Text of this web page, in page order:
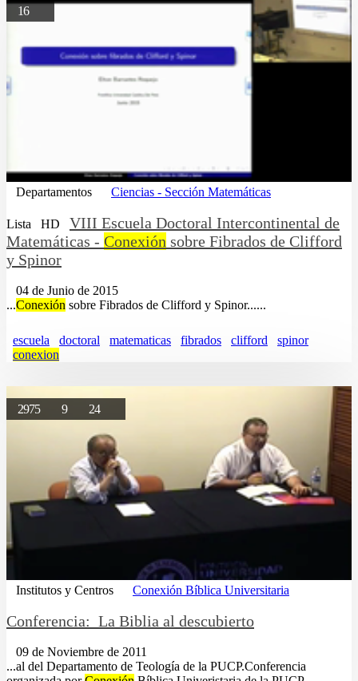
16
Departamentos Ciencias - Sección Matemáticas
Lista HD
VIII Escuela Doctoral Intercontinental de
Matemáticas - Conexión sobre Fibrados de Clifford
y Spinor
04 de Junio de 2015
...Conexión sobre Fibrados de Clifford y Spinor......
escuela doctoral matematicas fibrados clifford
spinor
conexion
2975 9 24
Institutos y Centros Conexión Bíblica Universitaria
Conferencia: La Biblia al descubierto
09 de Noviembre de 2011
...al del Departamento de Teología de la PUCP.Conferencia